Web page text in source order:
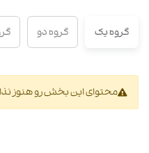
گروه یک گروه دو
محتوای این بخش رو هنوز